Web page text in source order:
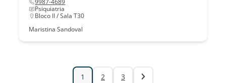
9987-4689
Psiquiatria
Bloco II / Sala T30
Maristina Sandoval
1 2 3